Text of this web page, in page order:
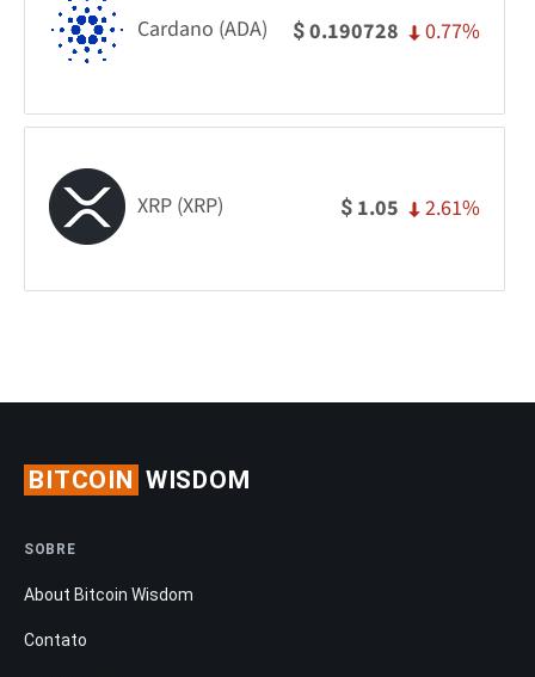
Cardano (ADA) $0.190728 0.77%
XRP (XRP) $ 1.05 2.61%
BITCOIN WISDOM
SOBRE
About Bitcoin Wisdom
Contato